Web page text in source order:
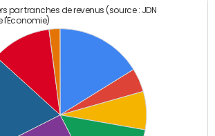
par tranches de revenus (source : JDN
l'Economie)